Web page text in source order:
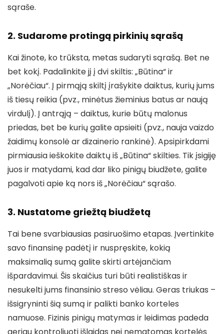
sąraše.
2. Sudarome protingą pirkinių sąrašą
Kai žinote, ko trūksta, metas sudaryti sąrašą. Bet ne
bet kokį. Padalinkite jį į dvi skiltis: „Būtina“ ir
„Norėčiau“. Į pirmąją skiltį įrašykite daiktus, kurių jums
iš tiesų reikia (pvz., minėtus žieminius batus ar naują
virdulį). Į antrąją – daiktus, kurie būtų malonus
priedas, bet be kurių galite apsieiti (pvz., nauja vaizdo
žaidimų konsolė ar dizainerio rankinė). Apsipirkdami
pirmiausia ieškokite daiktų iš „Būtina“ skilties. Tik įsigiję
juos ir matydami, kad dar liko pinigų biudžete, galite
pagalvoti apie ką nors iš „Norėčiau“ sąrašo.
3. Nustatome griežtą biudžetą
Tai bene svarbiausias pasiruošimo etapas. Įvertinkite
savo finansinę padėtį ir nuspręskite, kokią
maksimalią sumą galite skirti artėjančiam
išpardavimui. Šis skaičius turi būti realistiškas ir
nesukelti jums finansinio streso vėliau. Geras triukas –
išsigryninti šią sumą ir palikti banko korteles
namuose. Fizinis pinigų matymas ir leidimas padeda